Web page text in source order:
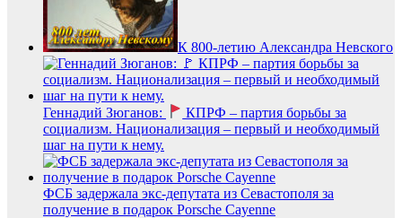
К 800-летию Александра Невского
Геннадий Зюганов:
КПРФ – партия борьбы за
социализм. Национализация – первый и необходимый
шаг на пути к нему.
ФСБ задержала экс-депутата из Севастополя за
получение в подарок Porsche Cayenne